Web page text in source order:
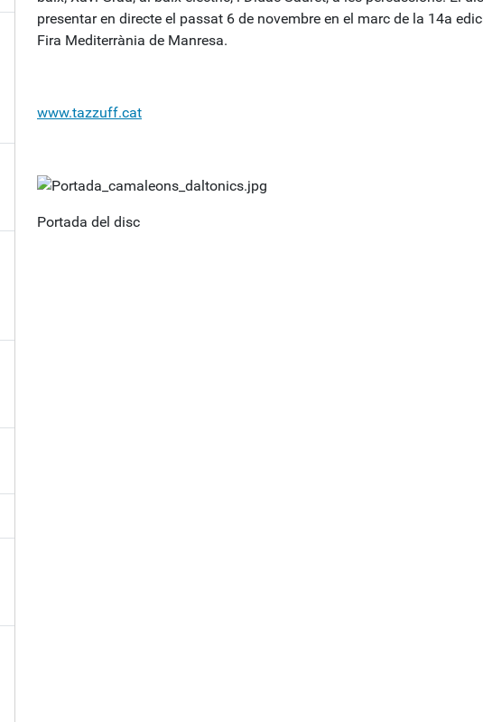
presentar en directe el passat 6 de novembre en el marc de la 14a
Fira Mediterrània de Manresa.
www.tazzuff.cat
Portada del disc